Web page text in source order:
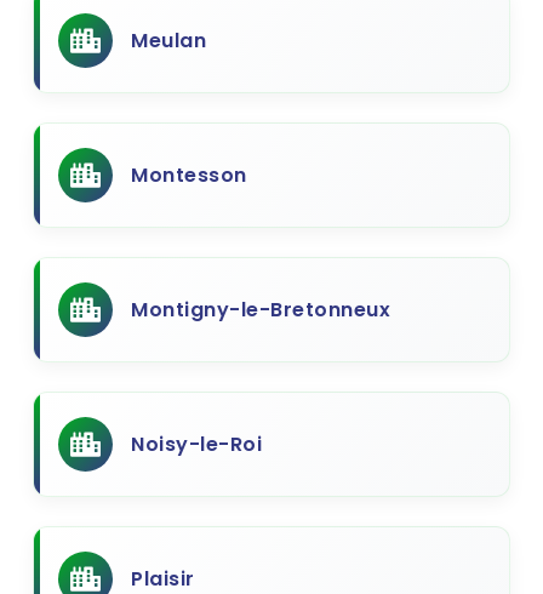
Meulan
Montesson
Montigny-le-Bretonneux
Noisy-le-Roi
Plaisir